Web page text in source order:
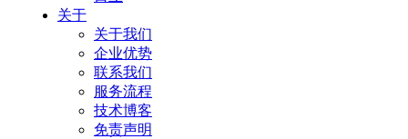
关于
关于我们
企业优势
联系我们
服务流程
技术博客
免责声明